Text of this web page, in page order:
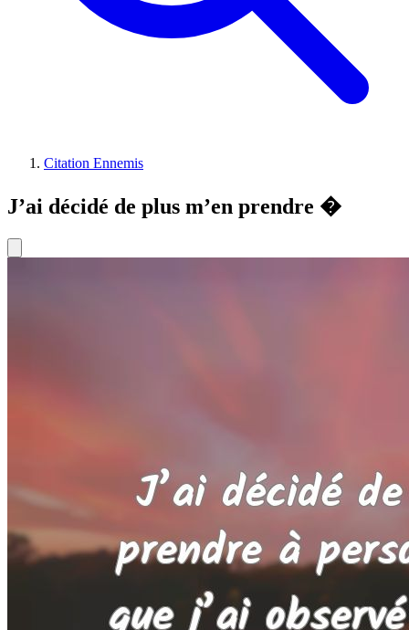
Citation Ennemis
J’ai décidé de plus m’en prendre �